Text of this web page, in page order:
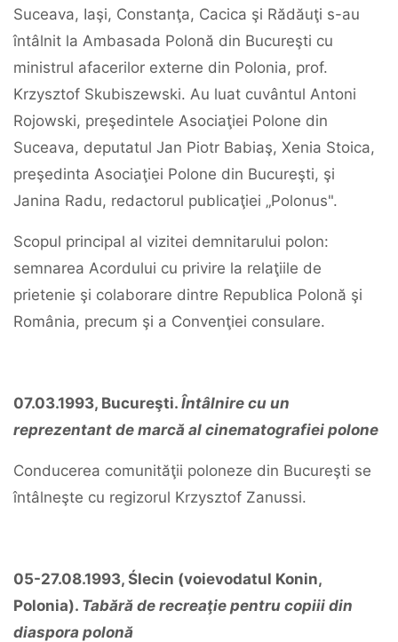
Suceava, Iaşi, Constanţa, Cacica şi Rădăuţi s-au
întâlnit la Ambasada Polonă din Bucureşti cu
ministrul afacerilor externe din Polonia, prof.
Krzysztof Skubiszewski. Au luat cuvântul Antoni
Rojowski, preşedintele Asociaţiei Polone din
Suceava, deputatul Jan Piotr Babiaş, Xenia Stoica,
preşedinta Asociaţiei Polone din Bucureşti, şi
Janina Radu, redactorul publicaţiei „Polonus".
Scopul principal al vizitei demnitarului polon:
semnarea Acordului cu privire la relaţiile de
prietenie şi colaborare dintre Republica Polonă şi
România, precum şi a Convenţiei consulare.
07.03.1993, Bucureşti. Întâlnire cu un
reprezentant de marcă al cinematografiei polone
Conducerea comunităţii poloneze din Bucureşti se
întâlneşte cu regizorul Krzysztof Zanussi.
05-27.08.1993, Ślecin (voievodatul Konin,
Polonia). Tabără de recreaţie pentru copiii din
diaspora polonă